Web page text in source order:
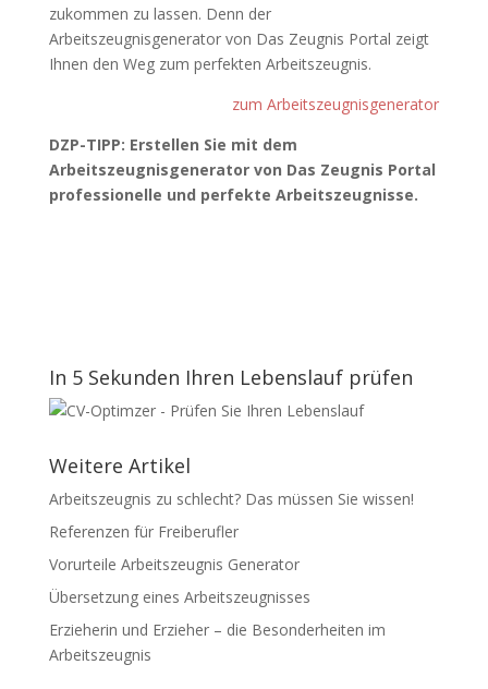
zukommen zu lassen. Denn der
Arbeitszeugnisgenerator von Das Zeugnis Portal zeigt
Ihnen den Weg zum perfekten Arbeitszeugnis.
zum Arbeitszeugnisgenerator
DZP-TIPP: Erstellen Sie mit dem
Arbeitszeugnisgenerator von Das Zeugnis Portal
professionelle und perfekte Arbeitszeugnisse.
In 5 Sekunden Ihren Lebenslauf prüfen
Weitere Artikel
Arbeitszeugnis zu schlecht? Das müssen Sie wissen!
Referenzen für Freiberufler
Vorurteile Arbeitszeugnis Generator
Übersetzung eines Arbeitszeugnisses
Erzieherin und Erzieher – die Besonderheiten im
Arbeitszeugnis